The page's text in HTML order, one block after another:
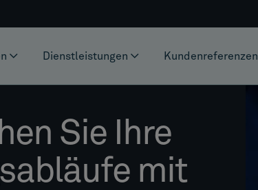
Dienstleistungen Kundenreferenzen
Sie Ihre
mit